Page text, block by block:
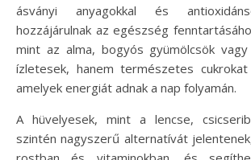
ásványi anyagokkal és
hozzájárulnak az egészség
mint az alma, bogyós gyümölcsök vagy
ízletesek, hanem természetes
amelyek energiát adnak a nap folyamán.
A hüvelyesek, mint a lencse,
szintén nagyszerű alternatívát